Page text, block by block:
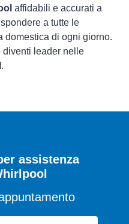
affidabili e accurati a
a tutte le
domestica di ogni giorno.
diventi leader nelle
.
assistenza